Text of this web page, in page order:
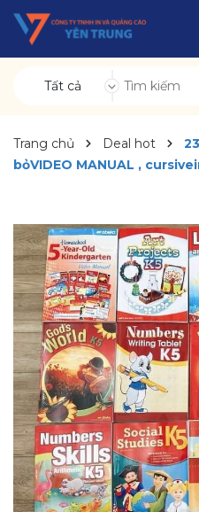
Tất cả
Trang chủ Deal hot
bỏVIDEO MANUAL ,